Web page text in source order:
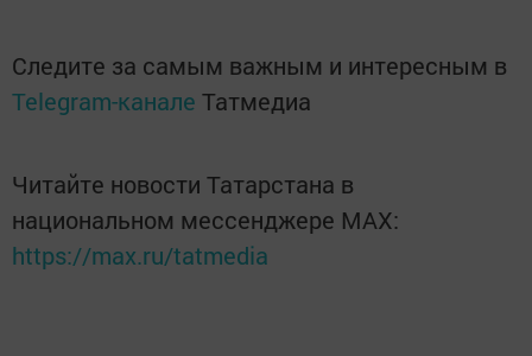
Следите за самым важным и интересным в
Telegram-канале Татмедиа
Читайте новости Татарстана в
национальном мессенджере MАХ:
https://max.ru/tatmedia